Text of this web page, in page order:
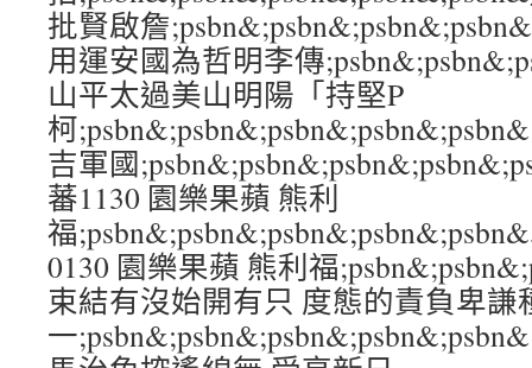
批賢啟詹
用運安國為哲明李傳
山平太過美山明陽「持堅P
柯
吉軍國
蕃1130 園樂果蘋 熊利
福
0130 園樂果蘋 熊利福
束結有沒始開有只 度態的責負卑謙
一